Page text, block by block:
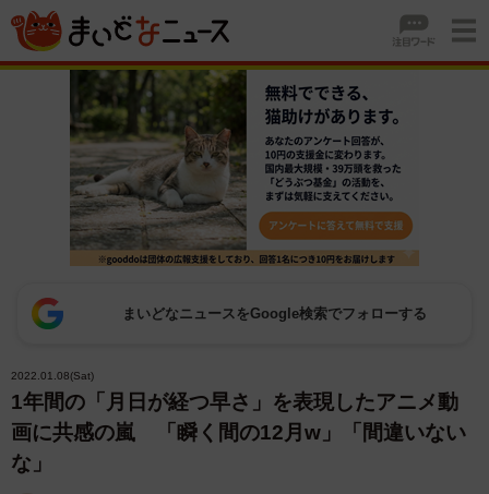
まいどなニュースをGoogle検索でフォローする
2022.01.08(Sat)
1年間の「月日が経つ早さ」を表現したアニメ動
画に共感の嵐 「瞬く間の12月w」「間違いない
な」